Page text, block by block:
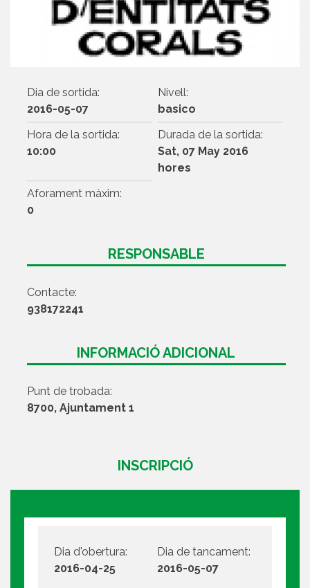
Dia de sortida:
2016-05-07
Nivell:
basico
Hora de la sortida:
10:00
Durada de la sortida:
Sat, 07 May 2016
hores
Aforament màxim:
0
RESPONSABLE
Contacte:
938172241
INFORMACIÓ ADICIONAL
Punt de trobada:
8700, Ajuntament 1
INSCRIPCIÓ
Dia d'obertura:
2016-04-25
Dia de tancament:
2016-05-07